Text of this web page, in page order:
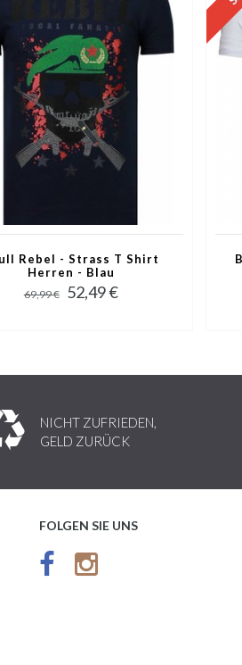
Rebel - Strass T Shirt
Herren - Blau
69,99 € 52,49 €
NICHT ZUFRIEDEN,
GELD ZURÜCK
FOLGEN SIE UNS